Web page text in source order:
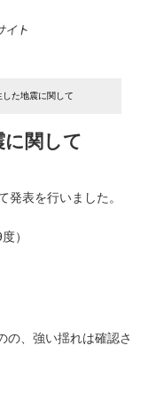
した地震に関して
に関して
表を行いました。
）
の、強い揺れは確認さ